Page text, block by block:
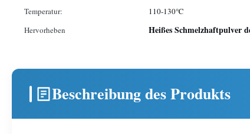
Temperatur:
110-130℃
Hervorheben
Heißes Schmelzhaftpulver
Beschreibung des Produkts